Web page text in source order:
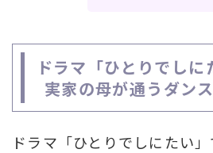
ドラマ「ひとりでし
実家の母が通うダン
ドラマ「ひとりでしにたい